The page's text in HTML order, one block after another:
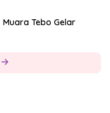
Tebo Gelar